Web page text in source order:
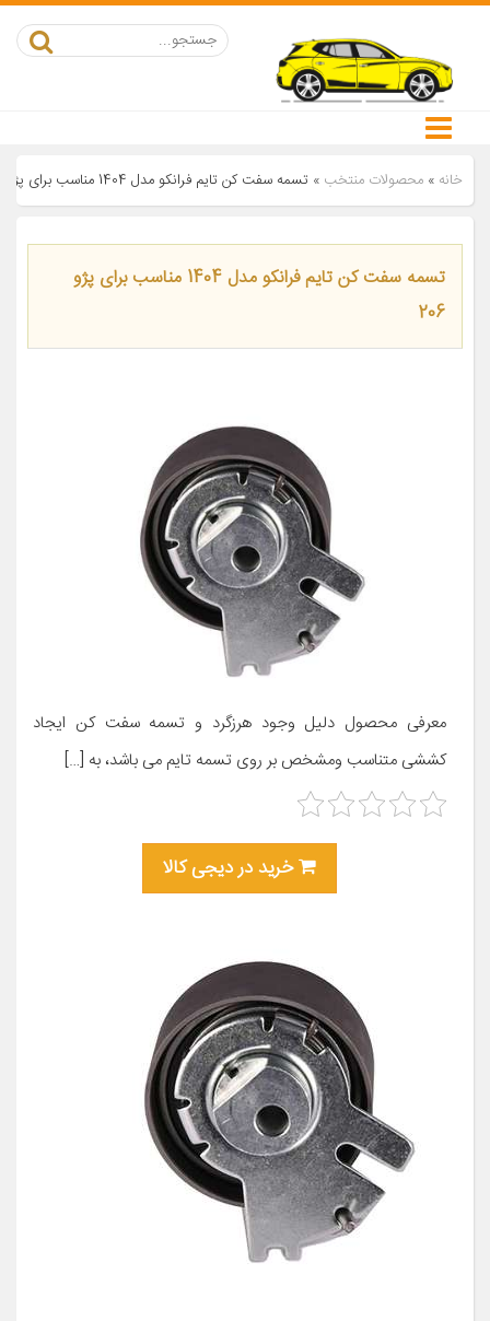
خانه » محصولات منتخب » تسمه سفت کن تایم فرانکو مدل 1404 مناسب برای پژو 206
تسمه سفت کن تایم فرانکو مدل 1404 مناسب برای پژو
206
معرفی محصول دلیل وجود هرزگرد و تسمه سفت کن ایجاد
کششی متناسب ومشخص بر روی تسمه تایم می باشد، به […]
خرید در دیجی کالا